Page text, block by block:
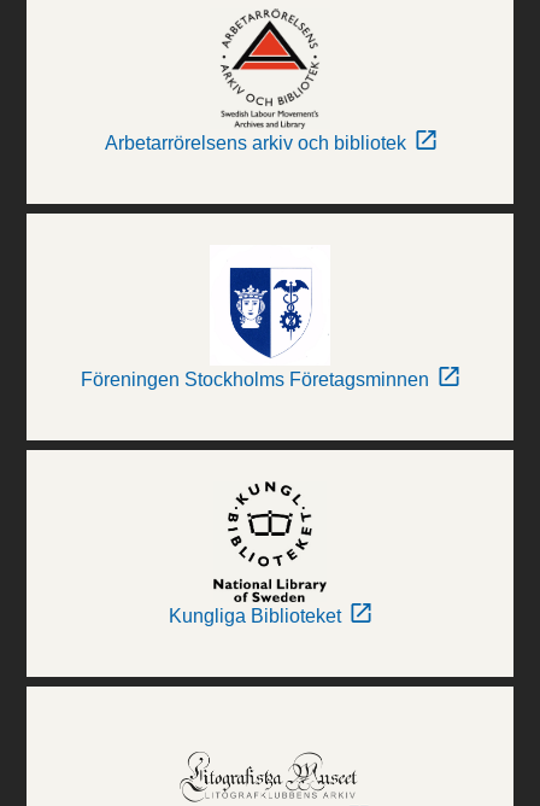
Arbetarrörelsens arkiv och bibliotek
Föreningen Stockholms Företagsminnen
Kungliga Biblioteket